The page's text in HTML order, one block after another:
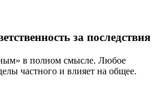
за последствия
в полном смысле. Любое
частного и влияет на общее.